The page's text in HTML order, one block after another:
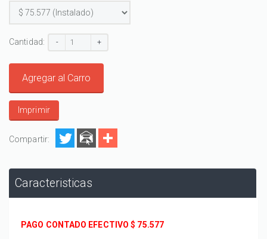
Cantidad: - +
Agregar al Carro
Imprimir
Compartir:
Caracteristicas
PAGO CONTADO EFECTIVO $ 75.577